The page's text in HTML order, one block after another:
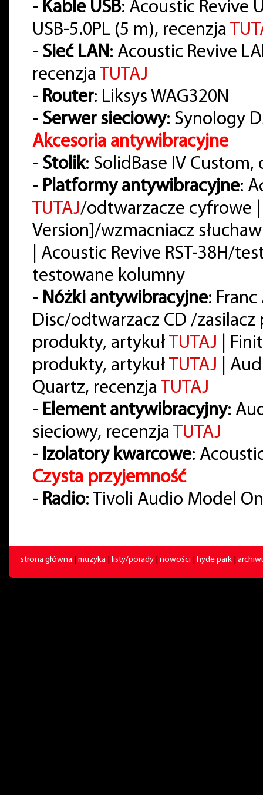
- Kable USB: Acoustic Revive
USB-5.0PL (5 m), recenzja
- Sieć LAN: Acoustic Revive
recenzja TUTAJ
- Router: Liksys WAG320N
- Serwer sieciowy: Synology
Akcesoria antywibracyjne
- Stolik: SolidBase IV Custom,
- Platformy antywibracyjne:
TUTAJ/odtwarzacze cyfrowe
Version]/wzmacniacz
| Acoustic Revive RST-38H/
testowane kolumny
- Nóżki antywibracyjne:
Disc/odtwarzacz CD /
produkty, artykuł TUTAJ |
produkty, artykuł TUTAJ |
Quartz, recenzja TUTAJ
- Element antywibracyjny:
sieciowy, recenzja TUTAJ
- Izolatory kwarcowe:
Czysta przyjemność
- Radio: Tivoli Audio Model
strona główna muzyka listy/porady nowości hyde park